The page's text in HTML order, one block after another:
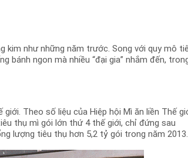
kim như những năm trước. Song với quy mô
bánh ngon mà nhiều “đại gia” nhắm đến,
Theo số liệu của Hiệp hội Mì ăn liền Thế
thụ mì gói lớn thứ 4 thế giới, chỉ đứng sau
lượng tiêu thụ hơn 5,2 tỷ gói trong năm 2013.